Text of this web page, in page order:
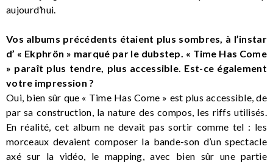
aujourd’hui.
Vos albums précédents étaient plus sombres, à l’instar
d’ « Ekphrön » marqué par le dubstep. « Time Has Come
» paraît plus tendre, plus accessible. Est-ce également
votre impression ?
Oui, bien sûr que « Time Has Come » est plus accessible, de
par sa construction, la nature des compos, les riffs utilisés.
En réalité, cet album ne devait pas sortir comme tel : les
morceaux devaient composer la bande-son d’un spectacle
axé sur la vidéo, le mapping, avec bien sûr une partie